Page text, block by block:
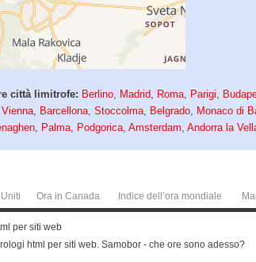
città limitrofe: Berlino, Madrid, Roma, Parigi,
Vienna, Barcellona,Stoccolma, Belgrado, Monaco di
, Palma, Podgorica,Amsterdam,Andorra la
Ora in Canada Indice dell’ora mondiale
per siti web
html per siti web. Samobor - che ore sono adesso?